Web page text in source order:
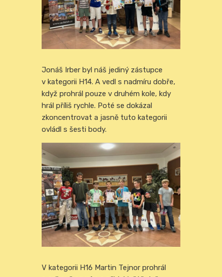
Jonáš Irber byl náš jediný zástupce
v kategorii H14. A vedl s nadmíru dobře,
když prohrál pouze v druhém kole, kdy
hrál příliš rychle. Poté se dokázal
zkoncentrovat a jasně tuto kategorii
ovládl s šesti body.
V kategorii H16 Martin Tejnor prohrál